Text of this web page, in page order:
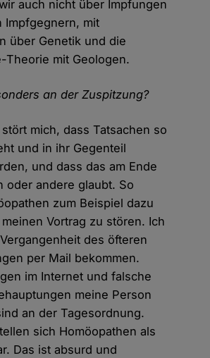
auch nicht über Impfungen
Impfgegnern, mit
über Genetik und die
Theorie mit Geologen.
an der Zuspitzung?
mich, dass Tatsachen so
und in ihr Gegenteil
und dass das am Ende
oder andere glaubt. So
zum Beispiel dazu
Vortrag zu stören. Ich
des öfteren
per Mail bekommen.
im Internet und falsche
meine Person
an der Tagesordnung.
sich Homöopathen als
Das ist absurd und